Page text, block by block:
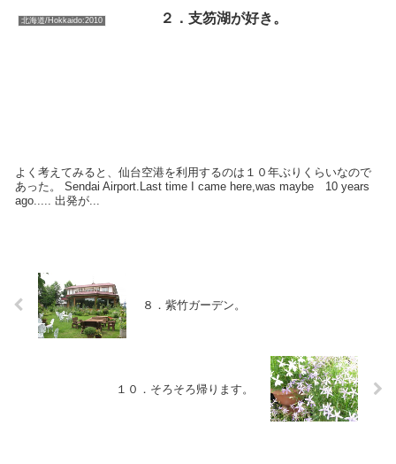
北海道/Hokkaido:2010 ２．支笏湖が好き。
よく考えてみると、仙台空港を利用するのは１０年ぶりくらいなので
あった。 Sendai Airport.Last time I came here,was maybe 10 years
ago..... 出発が...
８．紫竹ガーデン。
１０．そろそろ帰ります。